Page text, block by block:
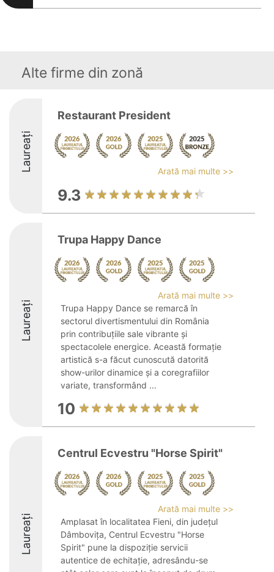
Alte firme din zonă
Laureați
Restaurant President
Arată mai multe >>
9.3
Laureați
Trupa Happy Dance
Arată mai multe >>
Trupa Happy Dance se remarcă în
sectorul divertismentului din România
prin contribuțiile sale vibrante și
spectacolele energice. Această formație
artistică s-a făcut cunoscută datorită
show-urilor dinamice și a coregrafiilor
variate, transformând ...
10
Laureați
Centrul Ecvestru "Horse Spirit"
Arată mai multe >>
Amplasat în localitatea Fieni, din județul
Dâmbovița, Centrul Ecvestru "Horse
Spirit" pune la dispoziție servicii
autentice de echitație, adresându-se